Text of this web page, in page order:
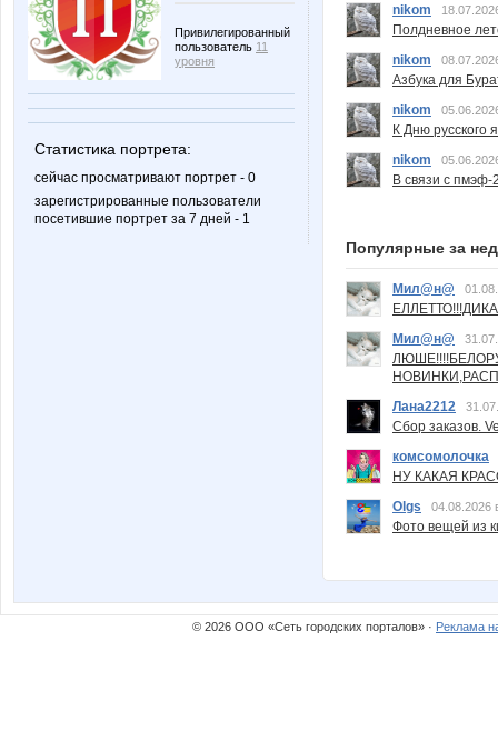
Привилегированный
пользователь 11
уровня
Статистика портрета:
сейчас просматривают портрет - 0
зарегистрированные пользователи
посетившие портрет за 7 дней - 1
nikom
Полдневное
nikom
Азбука для
nikom
К Дню русского
nikom
В связи с пмэф-
Популярные за
Мил@н@
Мил@н@
Лана2212
Сбор заказов.
комсомолочка
НУ КАКАЯ
Olgs
04.08.2026
Фото вещей из
© 2026 ООО «Сеть городских порталов» · Реклама